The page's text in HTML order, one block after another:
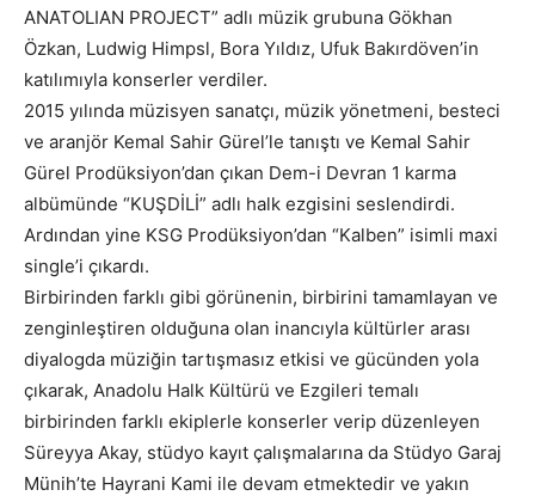
ANATOLIAN PROJECT” adlı müzik grubuna Gökhan
Özkan, Ludwig Himpsl, Bora Yıldız, Ufuk Bakırdöven’in
katılımıyla konserler verdiler.
2015 yılında müzisyen sanatçı, müzik yönetmeni, besteci
ve aranjör Kemal Sahir Gürel’le tanıştı ve Kemal Sahir
Gürel Prodüksiyon’dan çıkan Dem-i Devran 1 karma
albümünde “KUŞDİLİ” adlı halk ezgisini seslendirdi.
Ardından yine KSG Prodüksiyon’dan “Kalben” isimli maxi
single’i çıkardı.
Birbirinden farklı gibi görünenin, birbirini tamamlayan ve
zenginleştiren olduğuna olan inancıyla kültürler arası
diyalogda müziğin tartışmasız etkisi ve gücünden yola
çıkarak, Anadolu Halk Kültürü ve Ezgileri temalı
birbirinden farklı ekiplerle konserler verip düzenleyen
Süreyya Akay, stüdyo kayıt çalışmalarına da Stüdyo Garaj
Münih’te Hayrani Kami ile devam etmektedir ve yakın